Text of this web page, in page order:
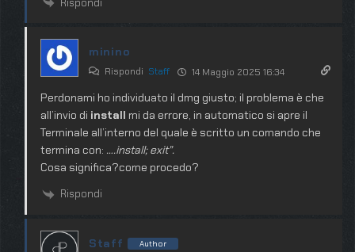
minino
Rispondi Staff 14 Maggio 2025 16:34
Perdonami ho individuato il dmg giusto; il problema è che
all’invio di install mi da errore, in automatico si apre il
Terminale all’interno del quale è scritto un comando che
termina con: ….install; exit”.
Cosa significa?come procedo?
Rispondi
Staff Author